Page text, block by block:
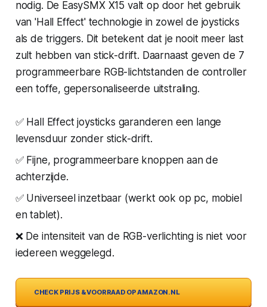
nodig. De EasySMX X15 valt op door het gebruik
van 'Hall Effect' technologie in zowel de joysticks
als de triggers. Dit betekent dat je nooit meer last
zult hebben van stick-drift. Daarnaast geven de 7
programmeerbare RGB-lichtstanden de controller
een toffe, gepersonaliseerde uitstraling.
✅ Hall Effect joysticks garanderen een lange
levensduur zonder stick-drift.
✅ Fijne, programmeerbare knoppen aan de
achterzijde.
✅ Universeel inzetbaar (werkt ook op pc, mobiel
en tablet).
❌ De intensiteit van de RGB-verlichting is niet voor
iedereen weggelegd.
CHECK PRIJS & VOORRAAD OP AMAZON.NL